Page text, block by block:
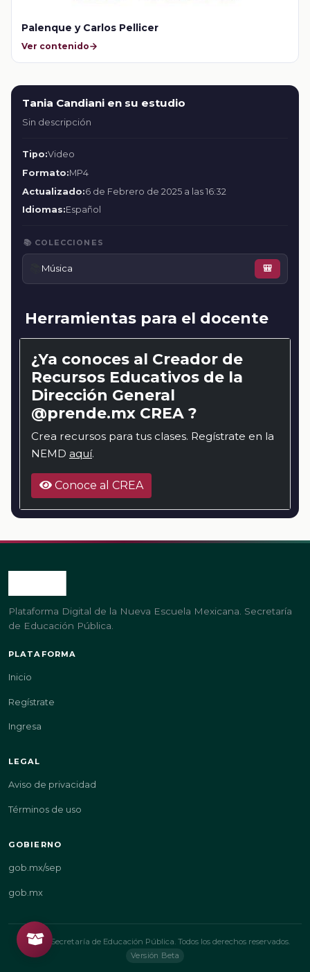
Palenque y Carlos Pellicer
Ver contenido
Tania Candiani en su estudio
Sin descripción
Tipo:Video
Formato:MP4
Actualizado:6 de Febrero de 2025 a las 16:32
Idiomas:Español
📚 COLECCIONES
Música 🎒
Herramientas para el docente
¿Ya conoces al Creador de
Recursos Educativos de la
Dirección General
@prende.mx CREA ?
Crea recursos para tus clases. Regístrate en la
NEMD aquí.
Conoce al CREA
Plataforma Digital de la Nueva Escuela Mexicana. Secretaría
de Educación Pública.
PLATAFORMA
Inicio
Regístrate
Ingresa
LEGAL
Aviso de privacidad
Términos de uso
GOBIERNO
gob.mx/sep
gob.mx
© 2026 Secretaría de Educación Pública. Todos los derechos reservados.
Versión Beta